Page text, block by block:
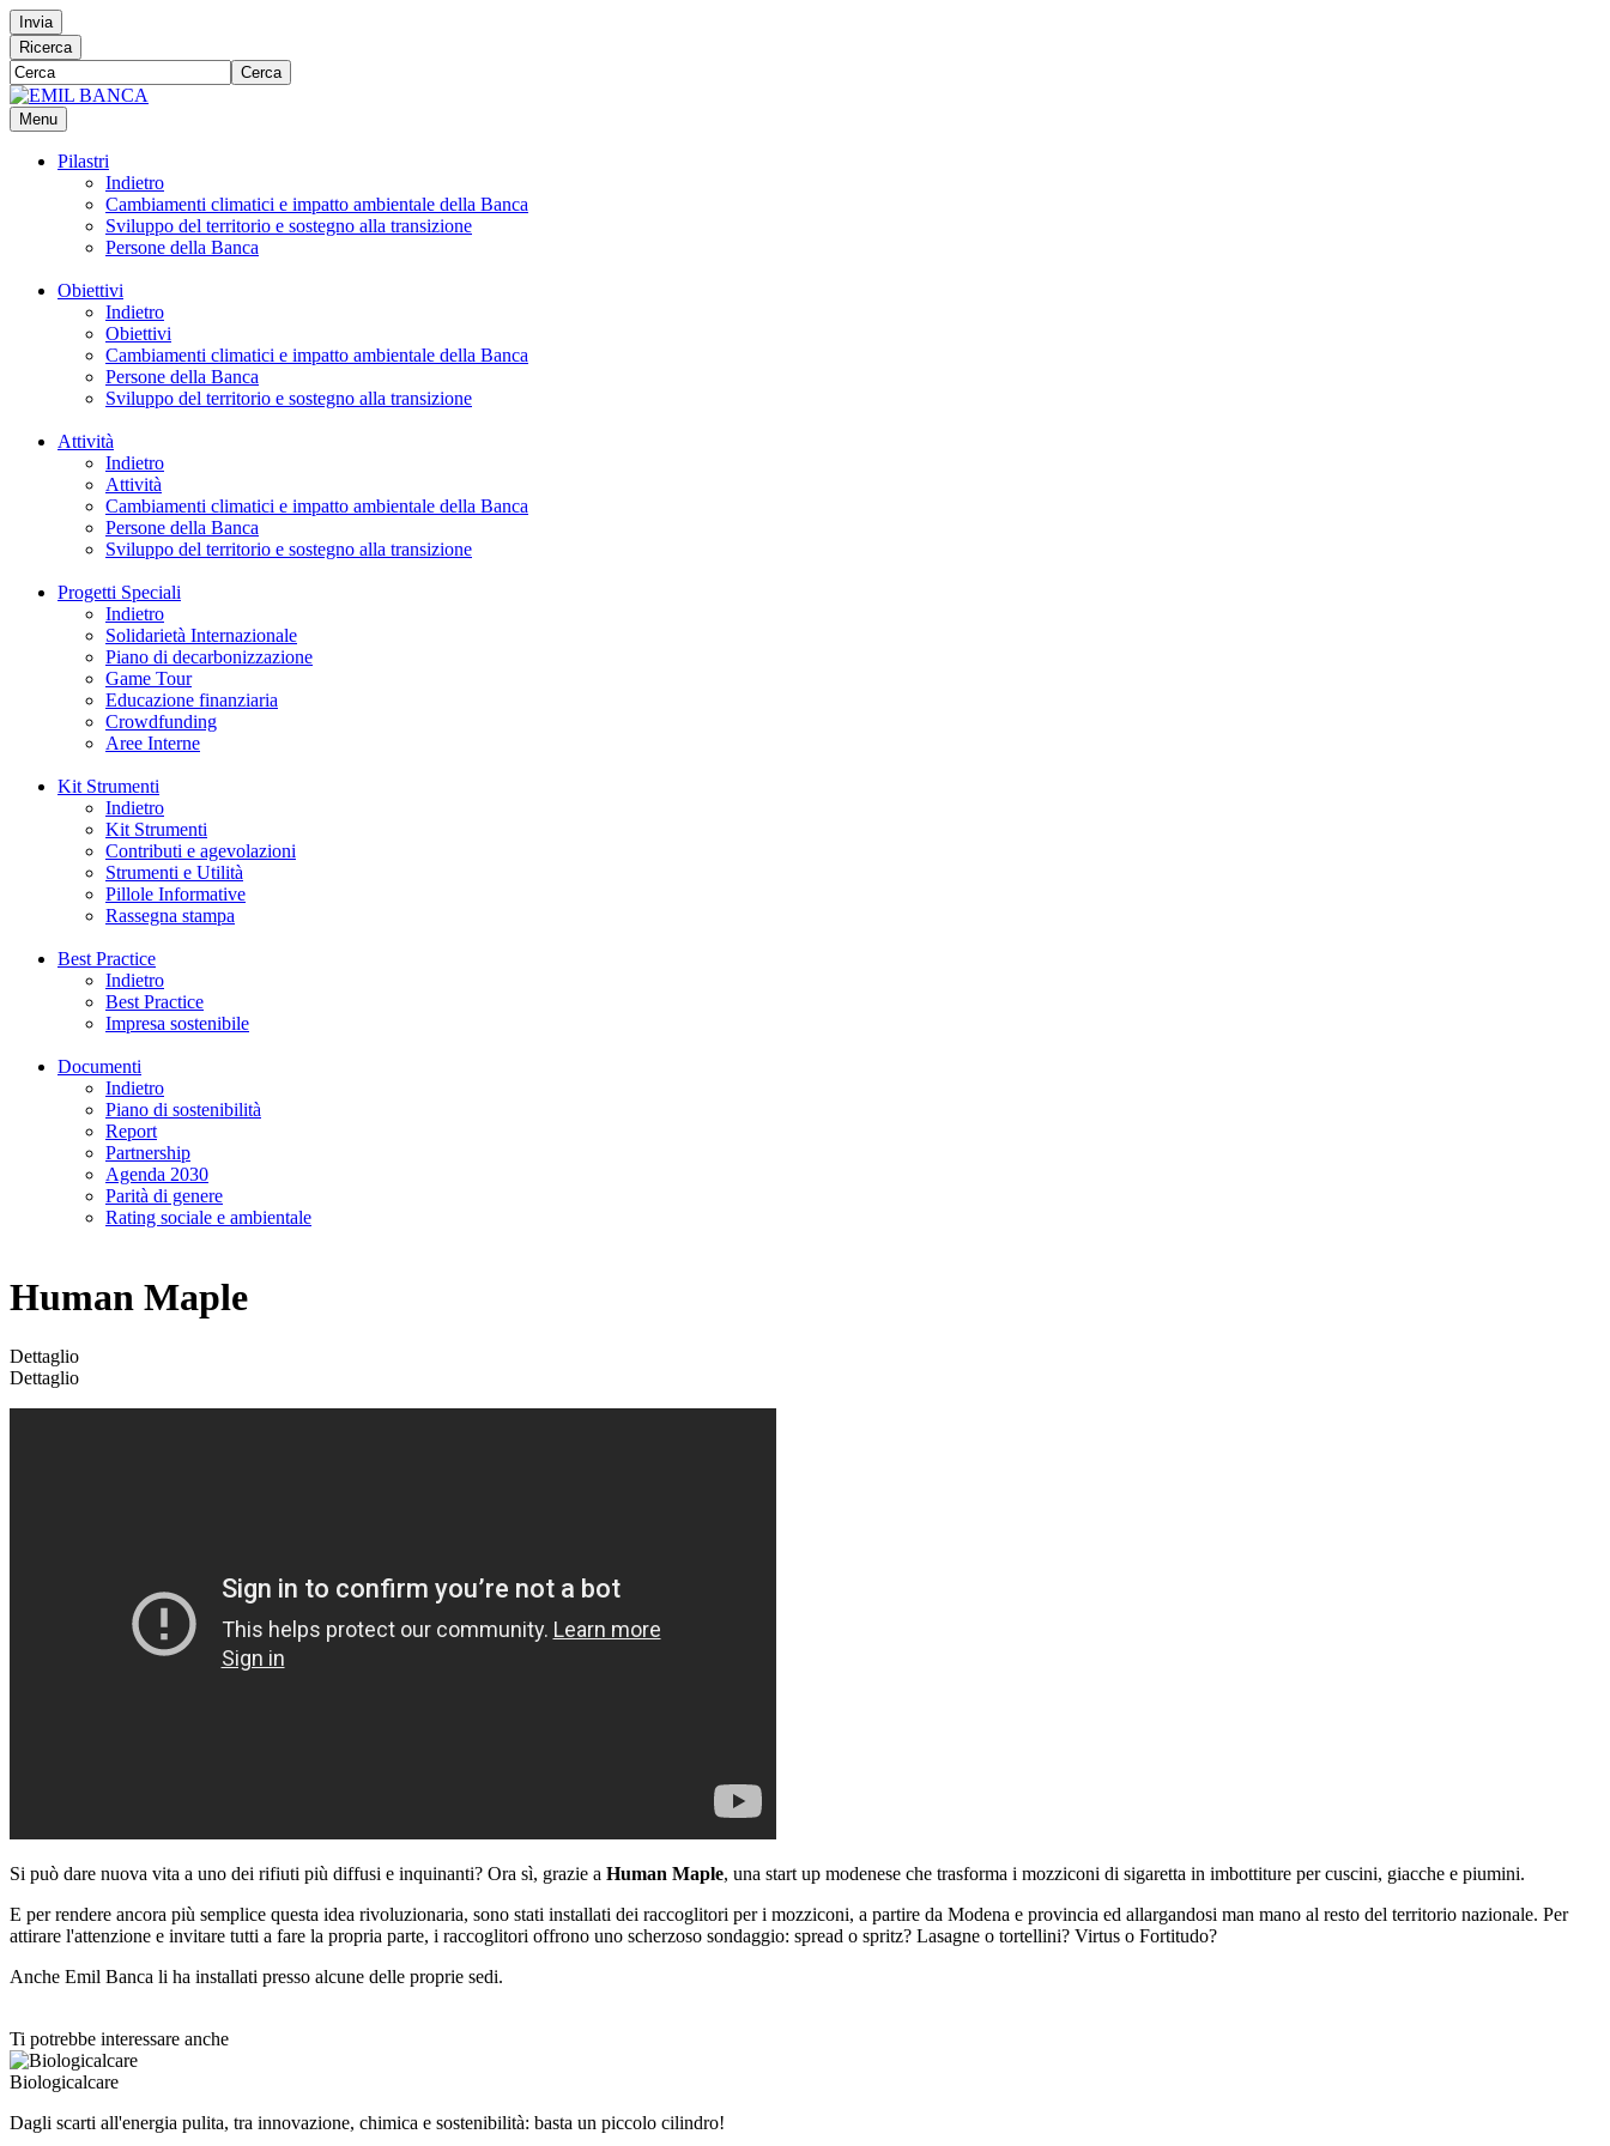
Invia
Ricerca
Cerca
Menu
Pilastri
Indietro
Cambiamenti climatici e impatto ambientale della Banca
Sviluppo del territorio e sostegno alla transizione
Persone della Banca
Obiettivi
Indietro
Obiettivi
Cambiamenti climatici e impatto ambientale della Banca
Persone della Banca
Sviluppo del territorio e sostegno alla transizione
Attività
Indietro
Attività
Cambiamenti climatici e impatto ambientale della Banca
Persone della Banca
Sviluppo del territorio e sostegno alla transizione
Progetti Speciali
Indietro
Solidarietà Internazionale
Piano di decarbonizzazione
Game Tour
Educazione finanziaria
Crowdfunding
Aree Interne
Kit Strumenti
Indietro
Kit Strumenti
Contributi e agevolazioni
Strumenti e Utilità
Pillole Informative
Rassegna stampa
Best Practice
Indietro
Best Practice
Impresa sostenibile
Documenti
Indietro
Piano di sostenibilità
Report
Partnership
Agenda 2030
Parità di genere
Rating sociale e ambientale
Human Maple
Dettaglio
Dettaglio
Si può dare nuova vita a uno dei rifiuti più diffusi e inquinanti? Ora sì, grazie a Human Maple, una start up modenese che trasforma i mozziconi di sigaretta in imbottiture per cuscini, giacche e piumini.
E per rendere ancora più semplice questa idea rivoluzionaria, sono stati installati dei raccoglitori per i mozziconi, a partire da Modena e provincia ed allargandosi man mano al resto del territorio nazionale. Per
attirare l'attenzione e invitare tutti a fare la propria parte, i raccoglitori offrono uno scherzoso sondaggio: spread o spritz? Lasagne o tortellini? Virtus o Fortitudo?
Anche Emil Banca li ha installati presso alcune delle proprie sedi.
Ti potrebbe interessare anche
Biologicalcare
Dagli scarti all'energia pulita, tra innovazione, chimica e sostenibilità: basta un piccolo cilindro!